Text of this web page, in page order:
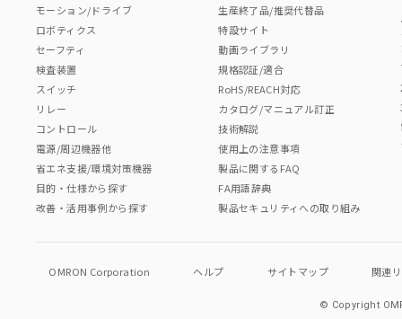
モーション/ドライブ
ロボティクス
セーフティ
検査装置
スイッチ
リレー
コントロール
電源/周辺機器他
省エネ支援/環境対策機器
目的・仕様から探す
改善・活用事例から探す
生産終了品/推奨代替品
特設サイト
動画ライブラリ
規格認証/適合
RoHS/REACH対応
カタログ/マニュアル訂正
技術解説
使用上の注意事項
製品に関するFAQ
FA用語辞典
製品セキュリティへの取り組み
OMRON Corporation ヘルプ サイトマップ 関連
© Copyright